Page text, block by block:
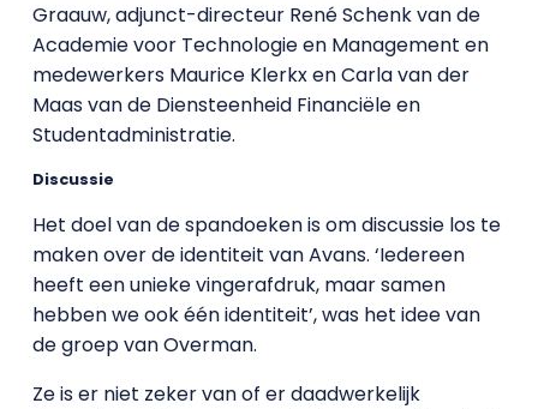
Graauw, adjunct-directeur René Schenk van de
Academie voor Technologie en Management en
medewerkers Maurice Klerkx en Carla van der
Maas van de Diensteenheid Financiële en
Studentadministratie.
Discussie
Het doel van de spandoeken is om discussie los te
maken over de identiteit van Avans. ‘Iedereen
heeft een unieke vingerafdruk, maar samen
hebben we ook één identiteit’, was het idee van
de groep van Overman.
Ze is er niet zeker van of er daadwerkelijk